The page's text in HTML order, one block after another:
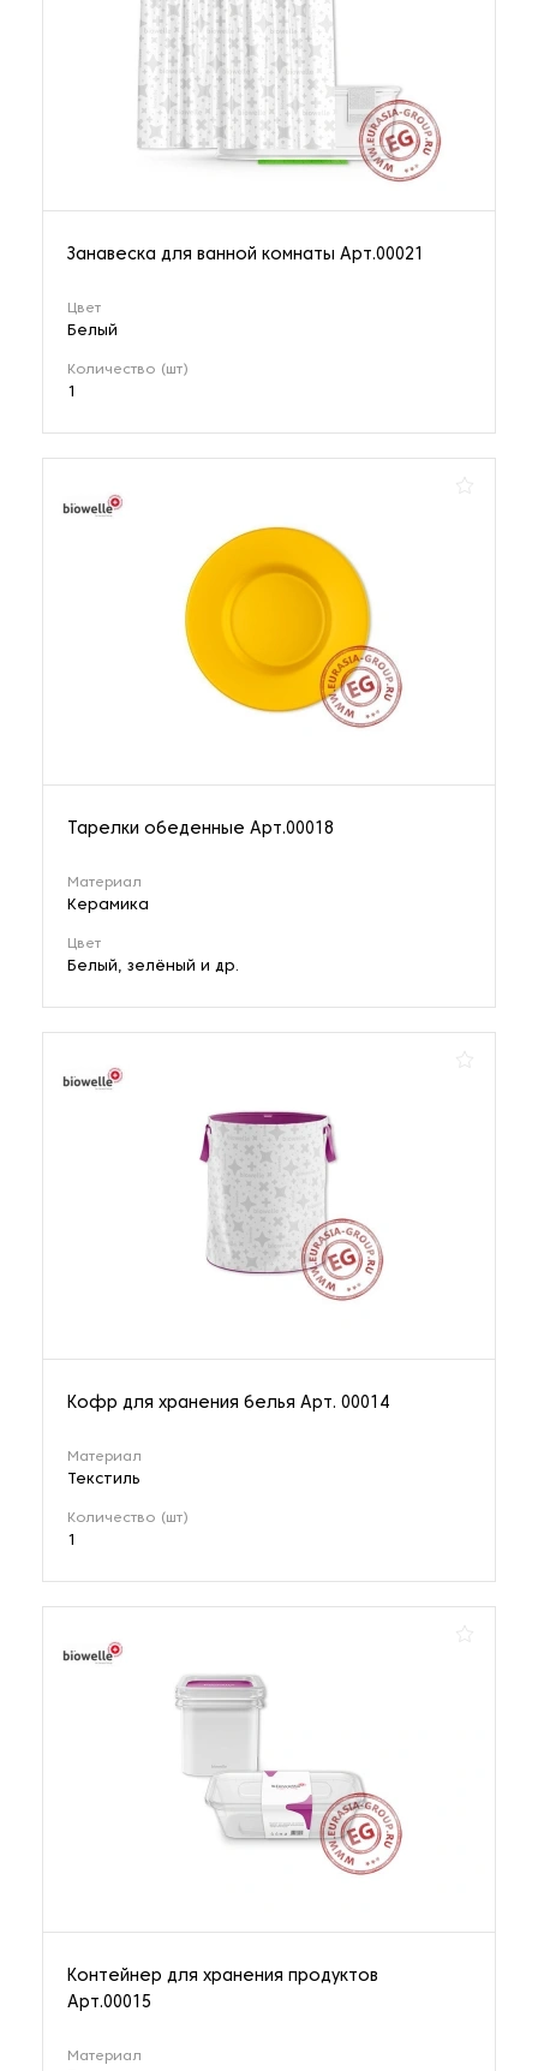
Занавеска для ванной комнаты Арт.00021
Цвет
Белый
Количество (шт)
1
Тарелки обеденные Арт.00018
Материал
Керамика
Цвет
Белый, зелёный и др.
Кофр для хранения белья Арт. 00014
Материал
Текстиль
Количество (шт)
1
Контейнер для хранения продуктов
Арт.00015
Материал